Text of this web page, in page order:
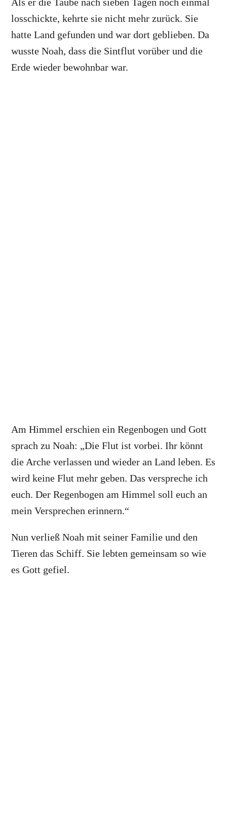
losschickte, kehrte sie nicht mehr zurück. Sie
hatte Land gefunden und war dort geblieben. Da
wusste Noah, dass die Sintflut vorüber und die
Erde wieder bewohnbar war.
Am Himmel erschien ein Regenbogen und Gott
sprach zu Noah: „Die Flut ist vorbei. Ihr könnt
die Arche verlassen und wieder an Land leben. Es
wird keine Flut mehr geben. Das verspreche ich
euch. Der Regenbogen am Himmel soll euch an
mein Versprechen erinnern.“
Nun verließ Noah mit seiner Familie und den
Tieren das Schiff. Sie lebten gemeinsam so wie
es Gott gefiel.